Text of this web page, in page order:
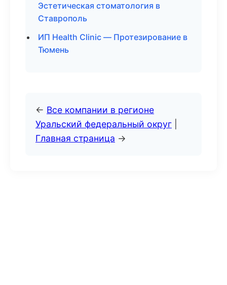
Эстетическая стоматология в
Ставрополь
ИП Health Clinic — Протезирование в
Тюмень
← Все компании в регионе
Уральский федеральный округ
Главная страница →